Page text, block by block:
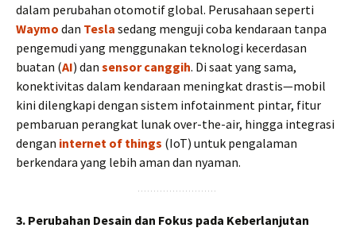
dalam perubahan otomotif global. Perusahaan seperti
Waymo dan Tesla sedang menguji coba kendaraan tanpa
pengemudi yang menggunakan teknologi kecerdasan
buatan (AI) dan sensor canggih. Di saat yang sama,
konektivitas dalam kendaraan meningkat drastis—mobil
kini dilengkapi dengan sistem infotainment pintar, fitur
pembaruan perangkat lunak over-the-air, hingga integrasi
dengan internet of things (IoT) untuk pengalaman
berkendara yang lebih aman dan nyaman.
3. Perubahan Desain dan Fokus pada Keberlanjutan